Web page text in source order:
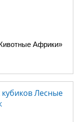
Африки»